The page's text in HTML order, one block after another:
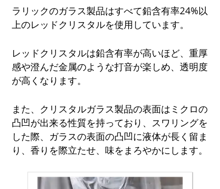
ラリックのガラス製品はすべて鉛含有率24%以
上のレッドクリスタルを使用しています。
レッドクリスタルは鉛含有率が高いほど、重厚
感や澄んだ金属のような打音が楽しめ、透明度
が高くなります。
また、クリスタルガラス製品の表面はミクロの
凸凹が出来る性質を持っており、スワリングを
した際、ガラスの表面の凸凹に液体が長く留ま
り、香りを際立たせ、味をまろやかにします。